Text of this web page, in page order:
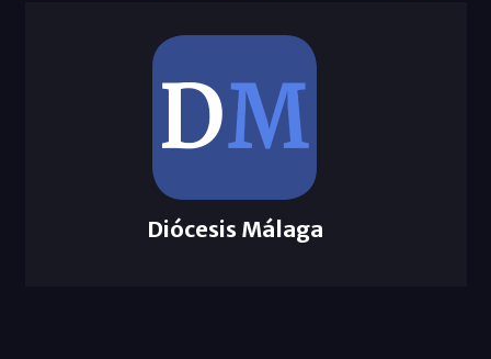
Diócesis Málaga